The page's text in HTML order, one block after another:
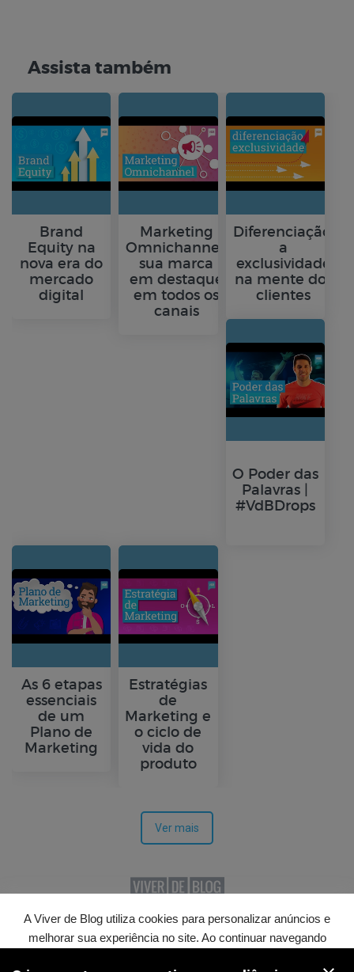
A Viver de Blog utiliza cookies para personalizar anúncios e
melhorar sua experiência no site. Ao continuar navegando
Assista também
Brand
Equity na
nova era do
mercado
digital
Marketing
Omnichannel:
sua marca
em destaque
em todos os
canais
Diferenciação:
a
exclusividade
na mente dos
clientes
O Poder das
Palavras |
#VdBDrops
As 6 etapas
essenciais
de um
Plano de
Marketing
Estratégias
de
Marketing e
o ciclo de
vida do
produto
Ver mais
© 2026 · Viver de Blog. Todos os direitos reservados.
Termos de uso. Design do site e blog personalizado